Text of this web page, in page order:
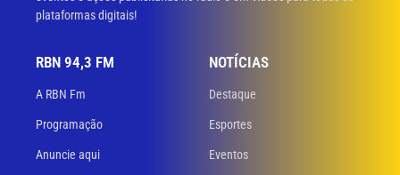
plataformas digitais!
RBN 94,3 FM
A RBN Fm
Programação
Anuncie aqui
NOTÍCIAS
Destaque
Esportes
Eventos